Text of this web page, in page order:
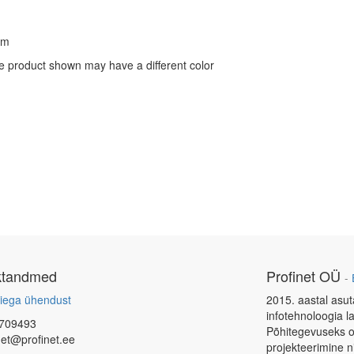
shown may have a different color
ühendust
Profinet OÜ -
2015. aastal
infotehnoloogia
Põhitegevuseks
projekteerimine